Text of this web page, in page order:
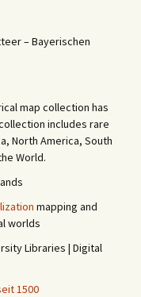
– Bayerischen
map collection has
includes rare
North America, South
World.
mapping and
worlds
Libraries | Digital
1500